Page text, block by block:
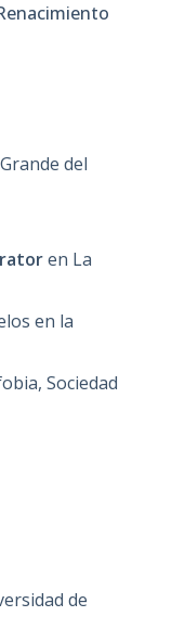
del
en La
en la
Sociedad
de